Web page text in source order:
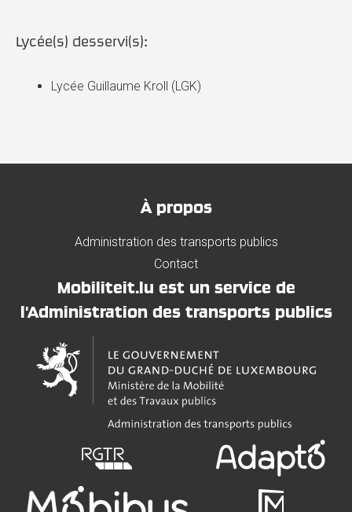
Lycée(s) desservi(s):
Lycée Guillaume Kroll (LGK)
À propos
Administration des transports publics
Contact
Mobiliteit.lu est un service de
l'Administration des transports publics